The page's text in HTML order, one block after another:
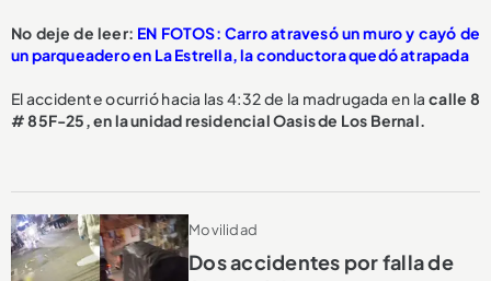
No deje de leer: EN FOTOS: Carro atravesó un muro y cayó de
un parqueadero en La Estrella, la conductora quedó atrapada
El accidente ocurrió hacia las 4:32 de la madrugada en lacalle 8
# 85F-25, en la unidad residencial Oasis de Los Bernal.
Movilidad
Dos accidentes por falla de